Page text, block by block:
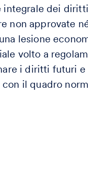
integrale dei
non approvate
lesione
volto a
i diritti futuri
il quadro